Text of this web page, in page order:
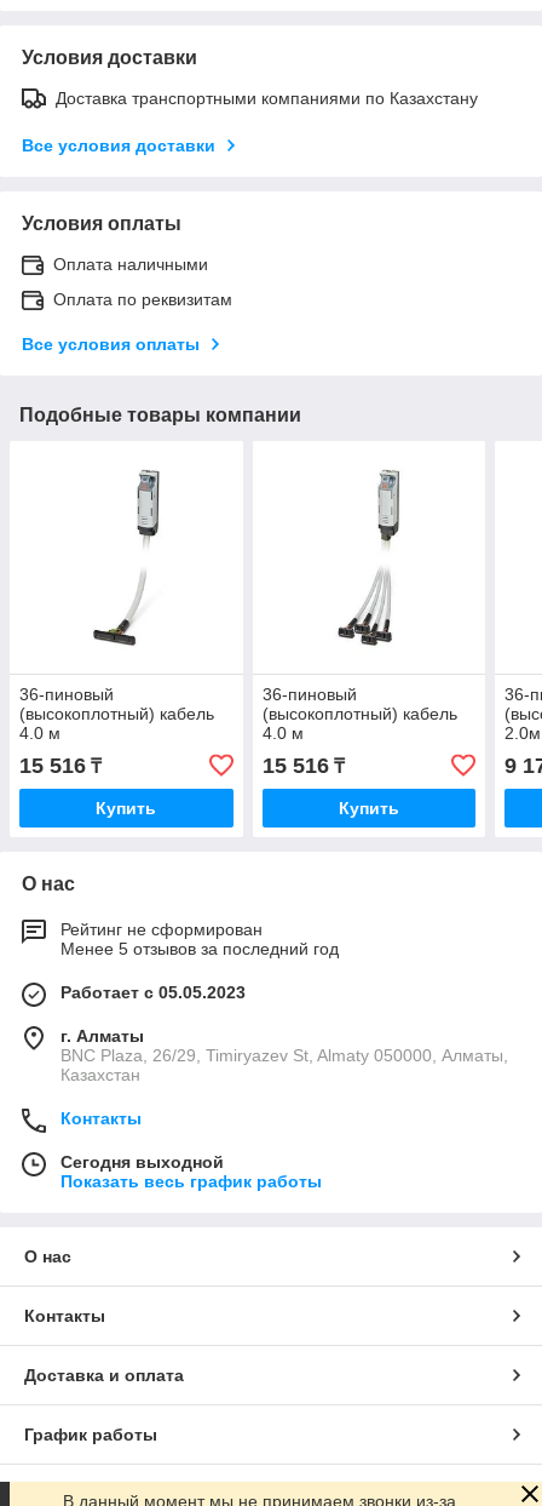
Условия доставки
Доставка транспортными компаниями по Казахстану
Все условия доставки
Условия оплаты
Оплата наличными
Оплата по реквизитам
Все условия оплаты
Подобные товары компании
36-пиновый
(высокоплотный) кабель
4.0 м
15 516 ₸
Купить
36-пиновый
(высокоплотный) кабель
4.0 м
15 516₸
Купить
36-
2.0м
9
О нас
Рейтинг не сформирован
Менее 5 отзывов за последний год
Работает с 05.05.2023
г. Алматы
BNC Plaza, 26/29, Timiryazev St, Almaty 050000, Алматы,
Казахстан
Контакты
Сегодня выходной
Показать весь график работы
О нас
Контакты
Доставка и оплата
График работы
Полная версия сайта
В данный момент мы не принимаем звонки из-за